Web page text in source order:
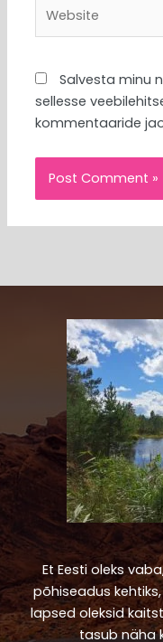
Salvesta minu
sellesse
kommentaaride
Et Eesti oleks
põhiseadus
lapsed oleksid
tasub näha